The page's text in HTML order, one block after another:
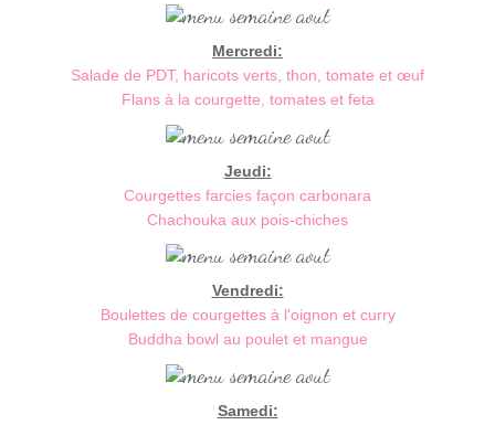
Mercredi:
Salade de PDT, haricots verts, thon, tomate et œuf
Flans à la courgette, tomates et feta
Jeudi:
Courgettes farcies façon carbonara
Chachouka aux pois-chiches
Vendredi:
Boulettes de courgettes à l'oignon et curry
Buddha bowl au poulet et mangue
Samedi: